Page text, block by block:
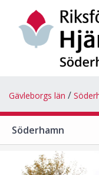
Gävleborgs län
Söderhamn